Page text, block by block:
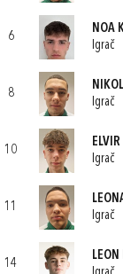
6
NOA
Igrač
8
Igrač
10
Igrač
11
Igrač
14